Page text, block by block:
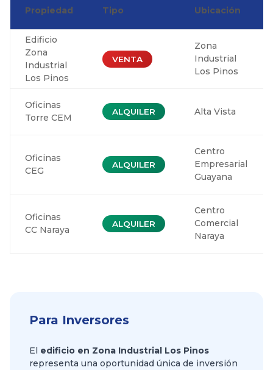
Propiedad Tipo Ubicación
Edificio
Zona
Industrial
Los Pinos
VENTA
Zona
Industrial
Los Pinos
Oficinas
Torre CEM
ALQUILER Alta Vista
Oficinas
CEG
ALQUILER
Centro
Empresarial
Guayana
Oficinas
CC Naraya
ALQUILER
Centro
Comercial
Naraya
Para Inversores
El edificio en Zona Industrial Los Pinos
representa una oportunidad única de inversión